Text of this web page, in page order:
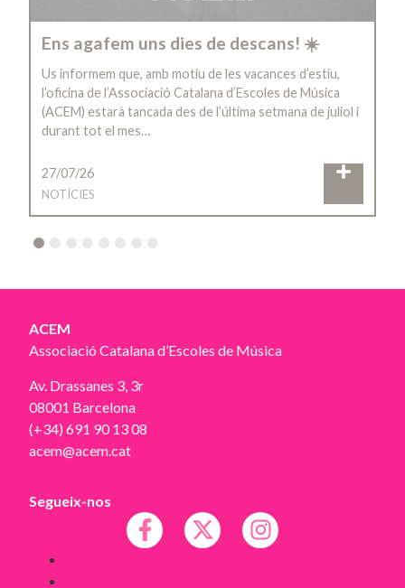
Ens agafem uns dies de descans! ☀️
Us informem que, amb motiu de les vacances d’estiu,
l’oficina de l’Associació Catalana d’Escoles de Música
(ACEM) estarà tancada des de l’última setmana de juliol i
durant tot el mes…
27/07/26
NOTÍCIES
4 5 6 7 8
ACEM
Associació Catalana d’Escoles de Música
Av. Drassanes 3, 3r
08001 Barcelona
(+34) 691 90 13 08
acem@acem.cat
Segueix-nos